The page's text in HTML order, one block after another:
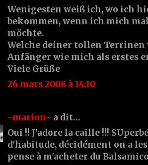
Wenigesten weiß ich, wo ich
bekommen, wenn ich mich
möchte.
Welche deiner tollen Terrinen
Anfänger wie mich als erstes
Viele Grüße
26 mars 2008 à 14:10
~marion~ a dit…
Oui !! J'adore la caille !!!
d'habitude, décidément on a
pense à m'acheter du